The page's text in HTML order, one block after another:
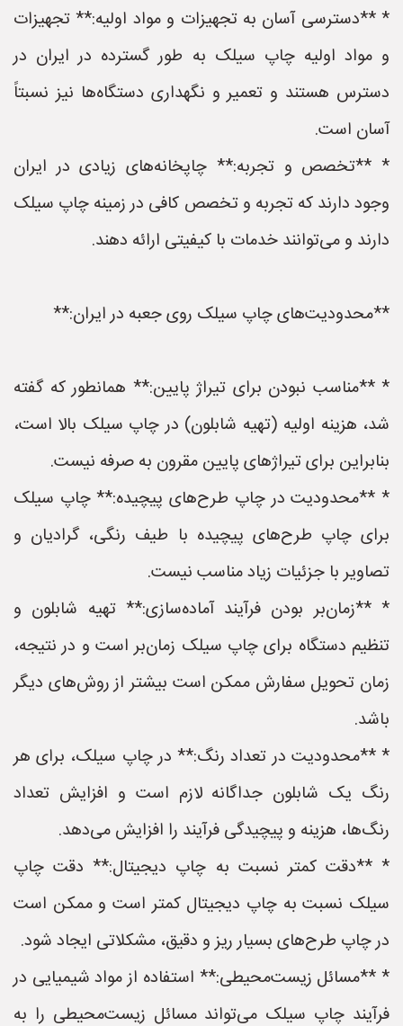
* **دسترسی آسان به تجهیزات و مواد اولیه:** تجهیزات
و مواد اولیه چاپ سیلک به طور گسترده در ایران در
دسترس هستند و تعمیر و نگهداری دستگاه‌ها نیز نسبتاً
آسان است.
* **تخصص و تجربه:** چاپخانه‌های زیادی در ایران
وجود دارند که تجربه و تخصص کافی در زمینه چاپ سیلک
دارند و می‌توانند خدمات با کیفیتی ارائه دهند.
**محدودیت‌های چاپ سیلک روی جعبه در ایران:**
* **مناسب نبودن برای تیراژ پایین:** همانطور که گفته
شد، هزینه اولیه (تهیه شابلون) در چاپ سیلک بالا است،
بنابراین برای تیراژهای پایین مقرون به صرفه نیست.
* **محدودیت در چاپ طرح‌های پیچیده:** چاپ سیلک
برای چاپ طرح‌های پیچیده با طیف رنگی، گرادیان و
تصاویر با جزئیات زیاد مناسب نیست.
* **زمان‌بر بودن فرآیند آماده‌سازی:** تهیه شابلون و
تنظیم دستگاه برای چاپ سیلک زمان‌بر است و در نتیجه،
زمان تحویل سفارش ممکن است بیشتر از روش‌های دیگر
باشد.
* **محدودیت در تعداد رنگ:** در چاپ سیلک، برای هر
رنگ یک شابلون جداگانه لازم است و افزایش تعداد
رنگ‌ها، هزینه و پیچیدگی فرآیند را افزایش می‌دهد.
* **دقت کمتر نسبت به چاپ دیجیتال:** دقت چاپ
سیلک نسبت به چاپ دیجیتال کمتر است و ممکن است
در چاپ طرح‌های بسیار ریز و دقیق، مشکلاتی ایجاد شود.
* **مسائل زیست‌محیطی:** استفاده از مواد شیمیایی در
فرآیند چاپ سیلک می‌تواند مسائل زیست‌محیطی را به